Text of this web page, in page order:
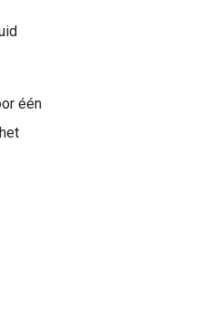
één